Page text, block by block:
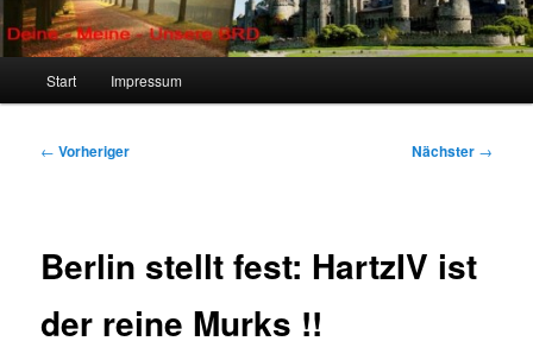
Start Impressum
Beitragsnavigation
← Vorheriger Nächster →
Berlin stellt fest: HartzIV ist
der reine Murks !!